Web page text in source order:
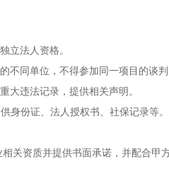
立法人资格。
不同单位，不得参加同一项目的谈判
大违法记录，提供相关声明。
身份证、法人授权书、社保记录等。
相关资质并提供书面承诺 ，并配合甲